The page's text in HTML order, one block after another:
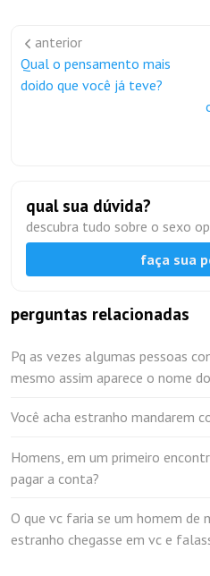
anterior
Qual o pensamento mais
doido que você já teve?
qual sua dúvida?
descubra tudo sobre o sexo
faça sua
perguntas relacionadas
Pq as vezes algumas pessoas
mesmo assim aparece o nome
Você acha estranho mandarem
Homens, em um primeiro
pagar a conta?
O que vc faria se um homem de
estranho chegasse em vc e